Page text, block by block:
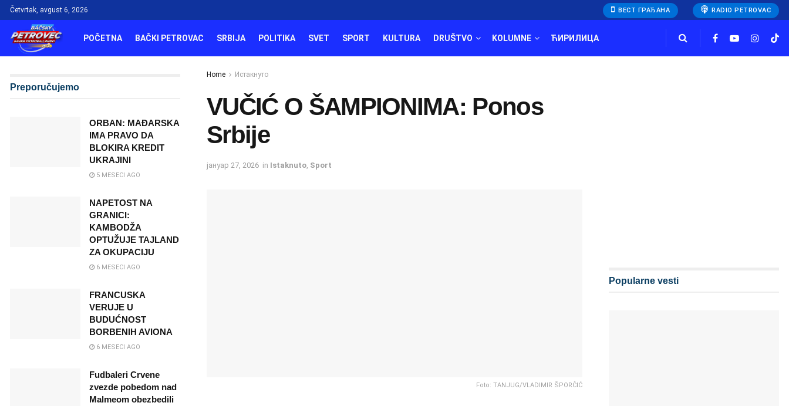
Četvrtak, avgust 6, 2026 ВЕСТ ГРАЂАНА RADIO PETROVAC
POČETNA BAČKI PETROVAC SRBIJA POLITIKA SVET SPORT KULTURA DRUŠTVO KOLUMNE ЋИРИЛИЦА
Home Истакнуто
VUČIĆ O ŠAMPIONIMA: Ponos
Srbije
јануар 27, 2026 in Istaknuto Sport
Foto: TANJUG/VLADIMIR ŠPORČIĆ
Preporučujemo
ORBAN: MAĐARSKA
IMA PRAVO DA
BLOKIRA KREDIT
UKRAJINI
5 MESECI AGO
NAPETOST NA
GRANICI:
KAMBODŽA
OPTUŽUJE TAJLAND
ZA OKUPACIJU
6 MESECI AGO
FRANCUSKA
VERUJE U
BUDUĆNOST
BORBENIH AVIONA
6 MESECI AGO
Fudbaleri Crvene
zvezde pobedom nad
Malmeom obezbedili
Popularne vesti